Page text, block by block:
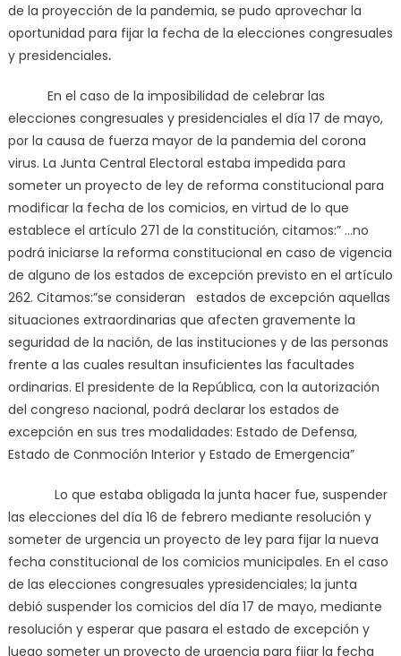
de la proyección de la pandemia, se pudo aprovechar la
oportunidad para fijar la fecha de la elecciones congresuales
y presidenciales.
En el caso de la imposibilidad de celebrar las
elecciones congresuales y presidenciales el día 17 de mayo,
por la causa de fuerza mayor de la pandemia del corona
virus. La Junta Central Electoral estaba impedida para
someter un proyecto de ley de reforma constitucional para
modificar la fecha de los comicios, en virtud de lo que
establece el artículo 271 de la constitución, citamos:” …no
podrá iniciarse la reforma constitucional en caso de vigencia
de alguno de los estados de excepción previsto en el artículo
262. Citamos:”se consideran estados de excepción aquellas
situaciones extraordinarias que afecten gravemente la
seguridad de la nación, de las instituciones y de las personas
frente a las cuales resultan insuficientes las facultades
ordinarias. El presidente de la República, con la autorización
del congreso nacional, podrá declarar los estados de
excepción en sus tres modalidades: Estado de Defensa,
Estado de Conmoción Interior y Estado de Emergencia”
Lo que estaba obligada la junta hacer fue, suspender
las elecciones del día 16 de febrero mediante resolución y
someter de urgencia un proyecto de ley para fijar la nueva
fecha constitucional de los comicios municipales. En el caso
de las elecciones congresuales ypresidenciales; la junta
debió suspender los comicios del día 17 de mayo, mediante
resolución y esperar que pasara el estado de excepción y
luego someter un proyecto de urgencia para fijar la fecha